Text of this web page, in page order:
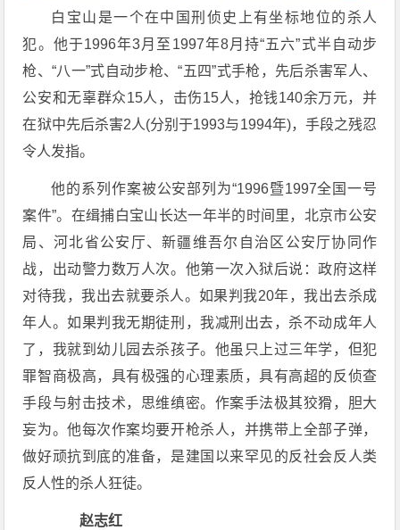
白宝山是一个在中国刑侦史上有坐标地位的杀人
犯。他于1996年3月至1997年8月持“五六”式半自动步
枪、“八一”式自动步枪、“五四”式手枪，先后杀害军人、
公安和无辜群众15人，击伤15人，抢钱140余万元，并
在狱中先后杀害2人(分别于1993与1994年)，手段之残忍
令人发指。
他的系列作案被公安部列为“1996暨1997全国一号
案件”。在缉捕白宝山长达一年半的时间里，北京市公安
局、河北省公安厅、新疆维吾尔自治区公安厅协同作
战，出动警力数万人次。他第一次入狱后说：政府这样
对待我，我出去就要杀人。如果判我20年，我出去杀成
年人。如果判我无期徒刑，我减刑出去，杀不动成年人
了，我就到幼儿园去杀孩子。他虽只上过三年学，但犯
罪智商极高，具有极强的心理素质，具有高超的反侦查
手段与射击技术，思维缜密。作案手法极其狡猾，胆大
妄为。他每次作案均要开枪杀人，并携带上全部子弹，
做好顽抗到底的准备，是建国以来罕见的反社会反人类
反人性的杀人狂徒。
赵志红